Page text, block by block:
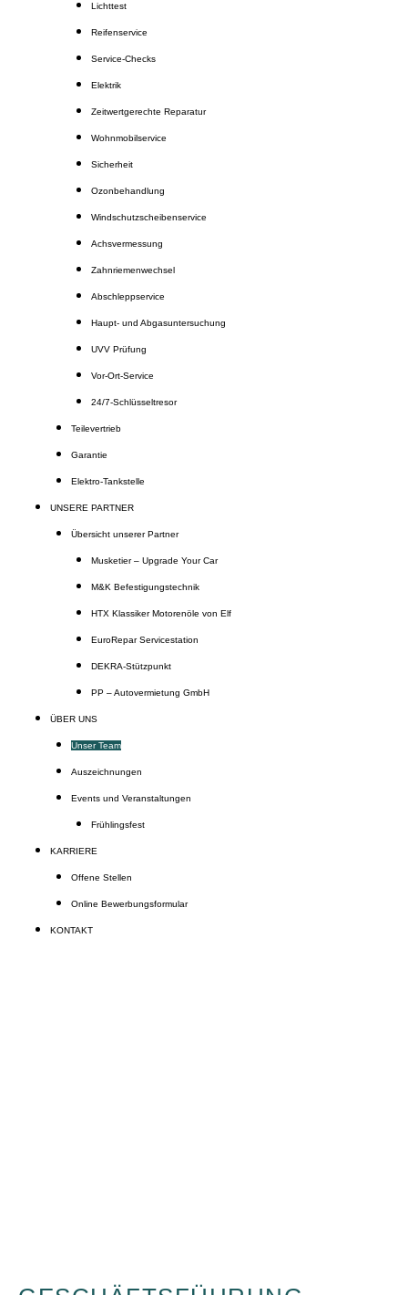
Lichttest
Reifenservice
Service-Checks
Elektrik
Zeitwertgerechte Reparatur
Wohnmobilservice
Sicherheit
Ozonbehandlung
Windschutzscheibenservice
Achsvermessung
Zahnriemenwechsel
Abschleppservice
Haupt- und Abgasuntersuchung
UVV Prüfung
Vor-Ort-Service
24/7-Schlüsseltresor
Teilevertrieb
Garantie
Elektro-Tankstelle
UNSERE PARTNER
Übersicht unserer Partner
Musketier – Upgrade Your Car
M&K Befestigungstechnik
HTX Klassiker Motorenöle von Elf
EuroRepar Servicestation
DEKRA-Stützpunkt
PP – Autovermietung GmbH
ÜBER UNS
Unser Team
Auszeichnungen
Events und Veranstaltungen
Frühlingsfest
KARRIERE
Offene Stellen
Online Bewerbungsformular
KONTAKT